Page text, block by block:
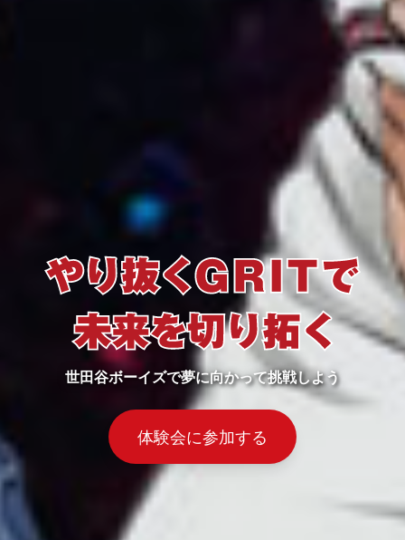
世田谷ボーイズで夢に向かって挑戦しよう
体験会に参加する